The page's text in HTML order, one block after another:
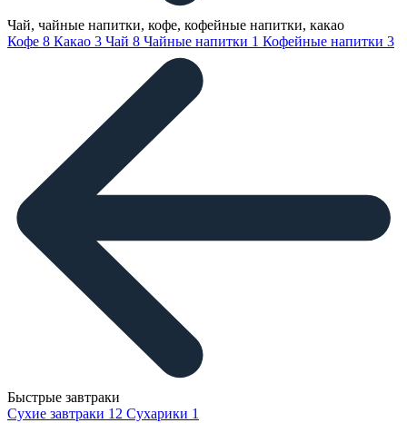
Чай, чайные напитки, кофе, кофейные напитки, какао
Кофе 8 Какао 3 Чай 8 Чайные напитки 1 Кофейные напитки 3
Быстрые завтраки
Сухие завтраки 12 Сухарики 1